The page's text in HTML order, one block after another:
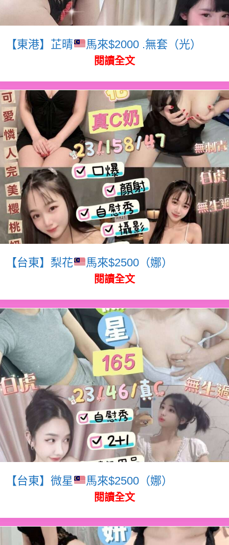
【東港】芷晴 馬來$2000 .無套（光）
閱讀全文
【台東】梨花 馬來$2500（娜）
閱讀全文
【台東】微星 馬來$2500（娜）
閱讀全文